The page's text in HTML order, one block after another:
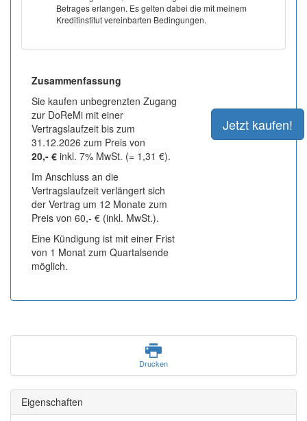
Betrages erlangen. Es gelten dabei die mit meinem
Kreditinstitut vereinbarten Bedingungen.
Zusammenfassung
Sie kaufen unbegrenzten Zugang
zur DoReMi mit einer
Vertragslaufzeit bis zum
31.12.2026 zum Preis von
20,- € inkl. 7% MwSt. (= 1,31 €).
Im Anschluss an die
Vertragslaufzeit verlängert sich
der Vertrag um 12 Monate zum
Preis von 60,- € (inkl. MwSt.).
Eine Kündigung ist mit einer Frist
von 1 Monat zum Quartalsende
möglich.
Drucken
Eigenschaften